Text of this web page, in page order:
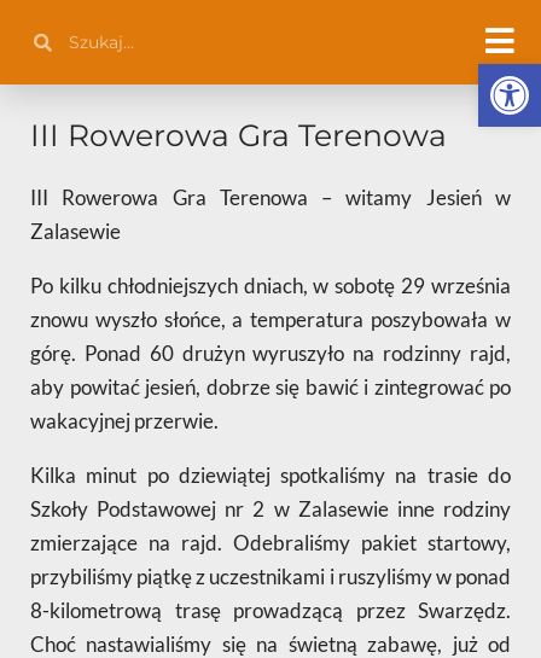
treści
III Rowerowa Gra Terenowa
III Rowerowa Gra Terenowa – witamy Jesień w
Zalasewie
Po kilku chłodniejszych dniach, w sobotę 29 września
znowu wyszło słońce, a temperatura poszybowała w
górę. Ponad 60 drużyn wyruszyło na rodzinny rajd,
aby powitać jesień, dobrze się bawić i zintegrować po
wakacyjnej przerwie.
Kilka minut po dziewiątej spotkaliśmy na trasie do
Szkoły Podstawowej nr 2 w Zalasewie inne rodziny
zmierzające na rajd. Odebraliśmy pakiet startowy,
przybiliśmy piątkę z uczestnikami i ruszyliśmy w ponad
8-kilometrową trasę prowadzącą przez Swarzędz.
Choć nastawialiśmy się na świetną zabawę, już od